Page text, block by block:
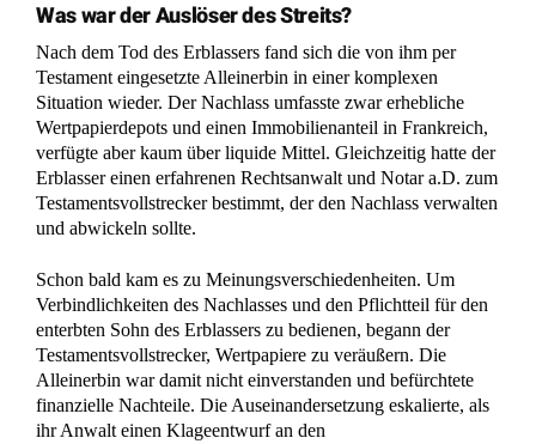
Was war der Auslöser des Streits?
Nach dem Tod des Erblassers fand sich die von ihm per
Testament eingesetzte Alleinerbin in einer komplexen
Situation wieder. Der Nachlass umfasste zwar erhebliche
Wertpapierdepots und einen Immobilienanteil in Frankreich,
verfügte aber kaum über liquide Mittel. Gleichzeitig hatte der
Erblasser einen erfahrenen Rechtsanwalt und Notar a.D. zum
Testamentsvollstrecker bestimmt, der den Nachlass verwalten
und abwickeln sollte.
Schon bald kam es zu Meinungsverschiedenheiten. Um
Verbindlichkeiten des Nachlasses und den Pflichtteil für den
enterbten Sohn des Erblassers zu bedienen, begann der
Testamentsvollstrecker, Wertpapiere zu veräußern. Die
Alleinerbin war damit nicht einverstanden und befürchtete
finanzielle Nachteile. Die Auseinandersetzung eskalierte, als
ihr Anwalt einen Klageentwurf an den